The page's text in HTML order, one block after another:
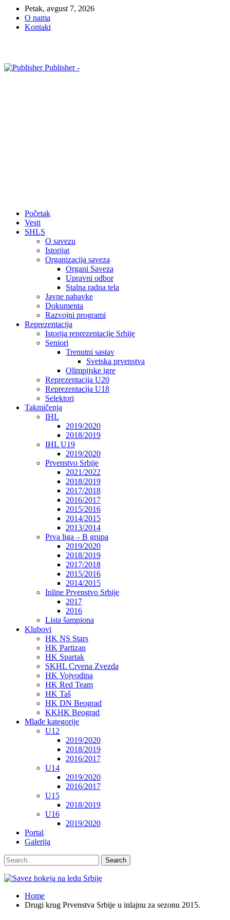
Petak, avgust 7, 2026
O nama
Kontakt
Publisher -
Početak
Vesti
SHLS
O savezu
Istorijat
Organizacija saveza
Organi Saveza
Upravni odbor
Stalna radna tela
Javne nabavke
Dokumenta
Razvojni programi
Reprezentacija
Istorija reprezentacije Srbije
Seniori
Trenutni sastav
Svetska prvenstva
Olimpijske igre
Reprezentacija U20
Reprezentacija U18
Selektori
Takmičenja
IHL
2019/2020
2018/2019
IHL U19
2019/2020
Prvenstvo Srbije
2021/2022
2018/2019
2017/2018
2016/2017
2015/2016
2014/2015
2013/2014
Prva liga – B grupa
2019/2020
2018/2019
2017/2018
2015/2016
2014/2015
Inline Prvenstvo Srbije
2017
2016
Lista šampiona
Klubovi
HK NS Stars
HK Partizan
HK Spartak
SKHL Crvena Zvezda
HK Vojvodina
HK Red Team
HK Taš
HK DN Beograd
KKHK Beograd
Mlađe kategorije
U12
2019/2020
2018/2019
2016/2017
U14
2019/2020
2016/2017
U15
2018/2019
U16
2019/2020
Portal
Galerija
Home
Drugi krug Prvenstva Srbije u inlajnu za sezonu 2015.